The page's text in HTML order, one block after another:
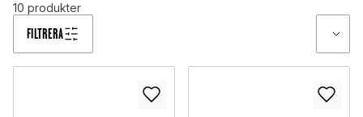
FILTRERA
10 produkter